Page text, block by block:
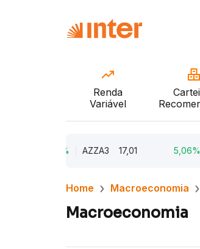
Renda
Variável
AZZA3 17,01 5,06%
Home Macroeconomia
Macroeconomia